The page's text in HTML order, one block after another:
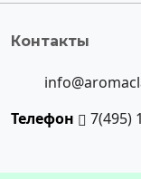
Контакты
Телефон
7(495)